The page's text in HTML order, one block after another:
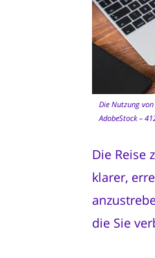
Die Nutzung
AdobeStock –
Die Reise
klarer,
die Sie